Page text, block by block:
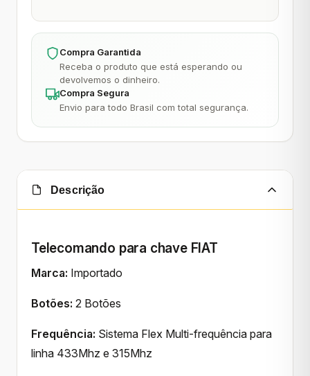
Compra Garantida
Receba o produto que está esperando ou
devolvemos o dinheiro.
Compra Segura
Envio para todo Brasil com total segurança.
Descrição
Telecomando para chave FIAT
Marca: Importado
Botões: 2 Botões
Frequência: Sistema Flex Multi-frequência para
linha 433Mhz e 315Mhz